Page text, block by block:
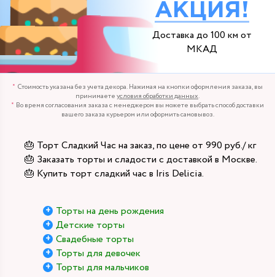
АКЦИЯ!
Доставка до 100 км от
МКАД
Стоимость указана без учета декора. Нажимая на кнопки оформления заказа, вы
принимаетеусловия обработки данных.
Во время согласования заказа с менеджером вы можете выбрать способ доставки
вашего заказа курьером или оформить самовывоз.
🎂 Торт Сладкий Час на заказ, по цене от 990 руб./ кг
🎂 Заказать торты и сладости с доставкой в Москве.
🎂 Купить торт сладкий час в Iris Delicia.
Торты на день рождения
Детские торты
Свадебные торты
Торты для девочек
Торты для мальчиков